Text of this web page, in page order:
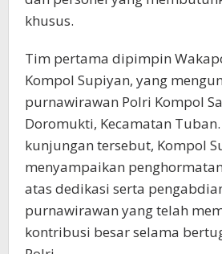
khusus.
Tim pertama dipimpin
Kompol Supiyan, yang
purnawirawan Polri Kompol
Doromukti, Kecamatan
kunjungan tersebut, Kompol
menyampaikan
atas dedikasi serta
purnawirawan yang telah
kontribusi besar selama